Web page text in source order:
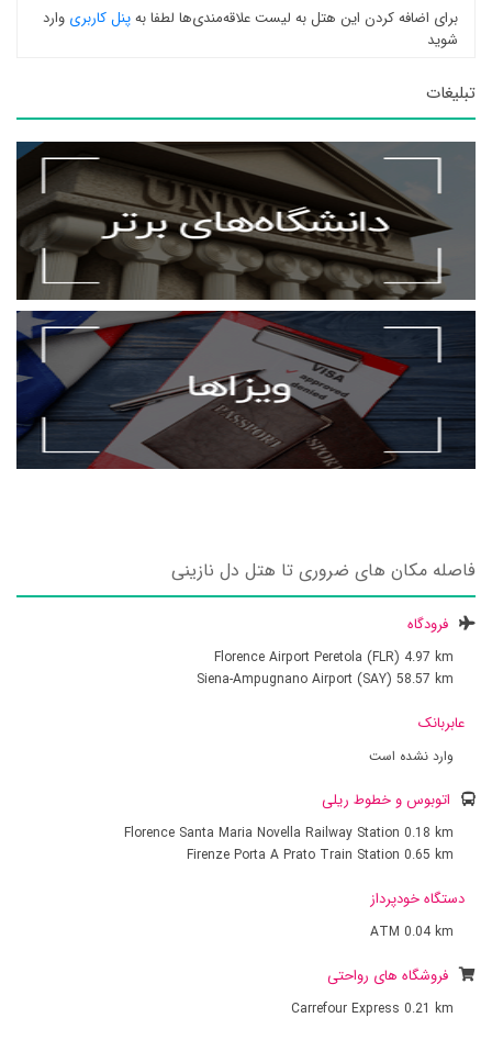
برای اضافه کردن این هتل به لیست علاقه‌مندی‌ها لطفا بهپنل کاربری وارد
شوید
تبلیغات
فاصله مکان های ضروری تا هتل دل نازینی
فرودگاه
Florence Airport Peretola (FLR) 4.97 km
Siena-Ampugnano Airport (SAY) 58.57 km
عابربانک
وارد نشده است
اتوبوس و خطوط ریلی
Florence Santa Maria Novella Railway Station 0.18 km
Firenze Porta A Prato Train Station 0.65 km
دستگاه خودپرداز
ATM 0.04 km
فروشگاه های رواحتی
Carrefour Express 0.21 km